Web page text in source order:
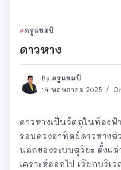
ครูแชมป์
ดาวหาง
By ครูแชมป์
14 พฤษภาคม 2025
ดาวหางเป็นวัตถุในท้อง
รอบดวงอาทิตย์ดาวหาง
นอกของระบบสุริยะ ตั้งแต่
เคราะห์ออกไป เรียกบริเ